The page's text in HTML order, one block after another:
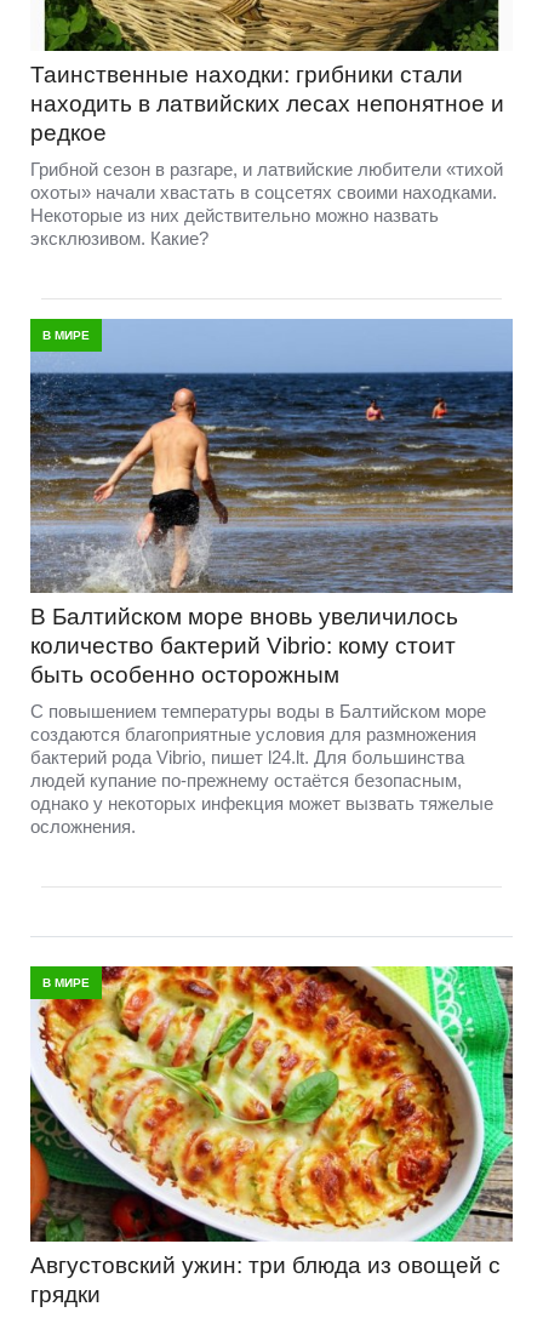
Таинственные находки: грибники стали
находить в латвийских лесах непонятное и
редкое
Грибной сезон в разгаре, и латвийские любители «тихой
охоты» начали хвастать в соцсетях своими находками.
Некоторые из них действительно можно назвать
эксклюзивом. Какие?
В МИРЕ
В Балтийском море вновь увеличилось
количество бактерий Vibrio: кому стоит
быть особенно осторожным
С повышением температуры воды в Балтийском море
создаются благоприятные условия для размножения
бактерий рода Vibrio, пишет l24.lt. Для большинства
людей купание по-прежнему остаётся безопасным,
однако у некоторых инфекция может вызвать тяжелые
осложнения.
В МИРЕ
Августовский ужин: три блюда из овощей с
грядки